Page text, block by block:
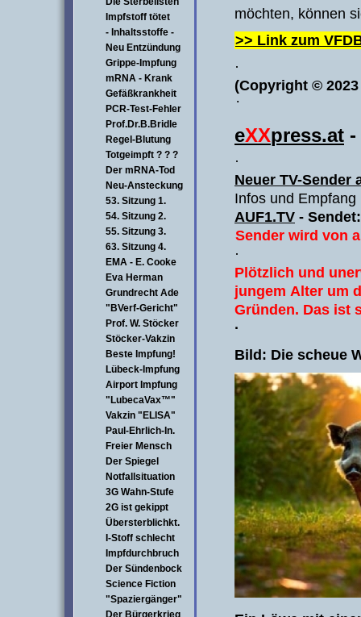
Impfstoff tötet
- Inhaltsstoffe -
Neu Entzündung
Grippe-Impfung
mRNA - Krank
Gefäßkrankheit
PCR-Test-Fehler
Prof.Dr.B.Bridle
Regel-Blutung
Totgeimpft ? ? ?
Der mRNA-Tod
Neu-Ansteckung
53. Sitzung 1.
54. Sitzung 2.
55. Sitzung 3.
63. Sitzung 4.
EMA - E. Cooke
Eva Herman
Grundrecht Ade
"BVerf-Gericht"
Prof. W. Stöcker
Stöcker-Vakzin
Beste Impfung!
Lübeck-Impfung
Airport Impfung
"LubecaVax™"
Vakzin "ELISA"
Paul-Ehrlich-In.
Freier Mensch
Der Spiegel
Notfallsituation
3G Wahn-Stufe
2G ist gekippt
Übersterblichkt.
I-Stoff schlecht
Impfdurchbruch
Der Sündenbock
Science Fiction
"Spaziergänger"
Der Bürgerkrieg
möchten, können
>> Link zum
·
(Copyright © 2023
·
eXXpress.at -
·
Neuer TV-Sender
Infos und
AUF1.TV -
Sender wird von
·
Plötzlich und
jungem Alter um
Gründen. Das ist
·
Bild: Die scheue